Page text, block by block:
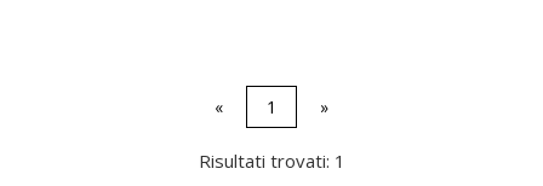
« 1 »
Risultati trovati: 1